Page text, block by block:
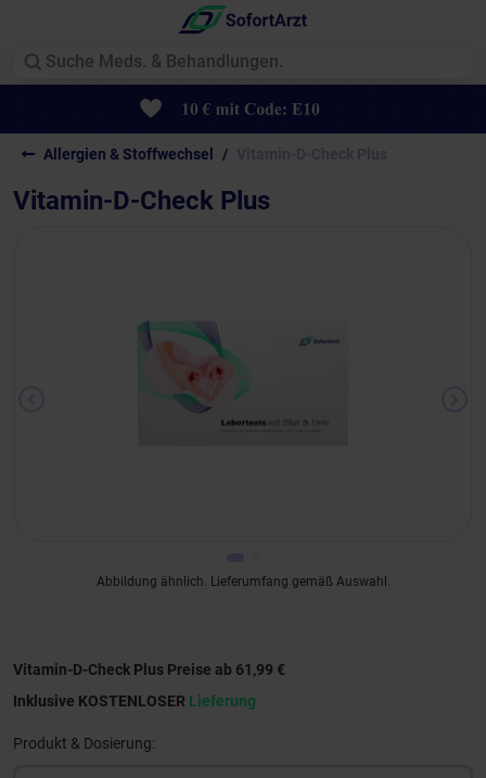
Allergien & Stoffwechsel
Vitamin-D-Check Plus
Abbildung ähnlich. Lieferumfang gemäß Auswahl.
Vitamin-D-Check Plus Preise ab 61,99 €
Inklusive KOSTENLOSER Lieferung
Produkt & Dosierung: